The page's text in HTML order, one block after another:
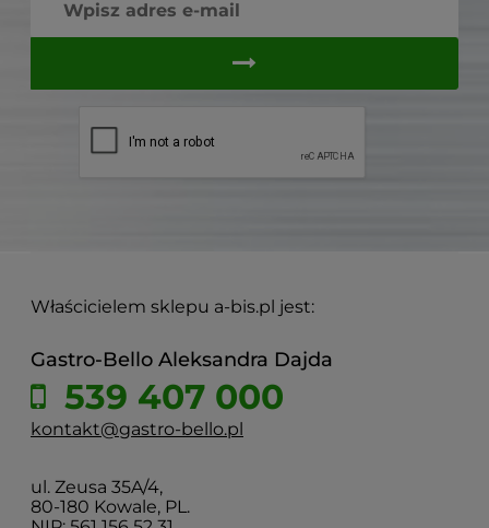
Właścicielem sklepu a-bis.pl jest:
Gastro-Bello Aleksandra Dajda
539 407 000
kontakt@gastro-bello.pl
ul. Zeusa 35A/4,
80-180 Kowale, PL.